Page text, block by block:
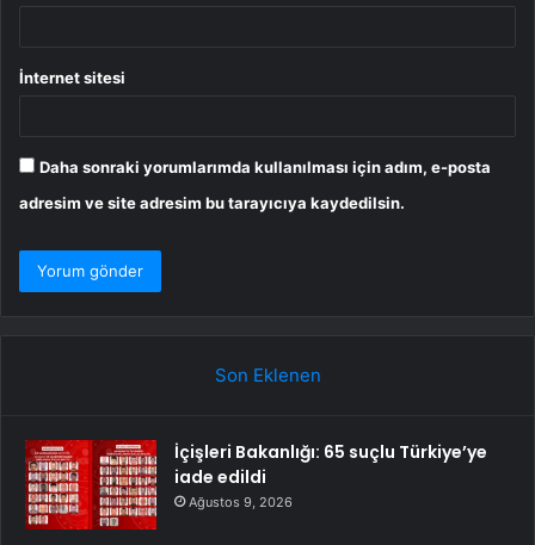
İnternet sitesi
Daha sonraki yorumlarımda kullanılması için adım, e-posta
adresim ve site adresim bu tarayıcıya kaydedilsin.
Son Eklenen
İçişleri Bakanlığı: 65 suçlu Türkiye’ye
iade edildi
Ağustos 9, 2026